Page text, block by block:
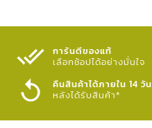
การันตีของแท้
เลือกช้อปได้อย่างมั่นใจ​
คืนสินค้าได้ภายใน 14 วัน
หลังได้รับสินค้า*